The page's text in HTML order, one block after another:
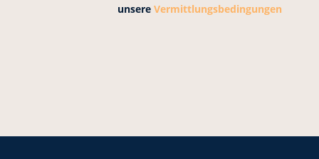
unsere Vermittlungsbedingungen